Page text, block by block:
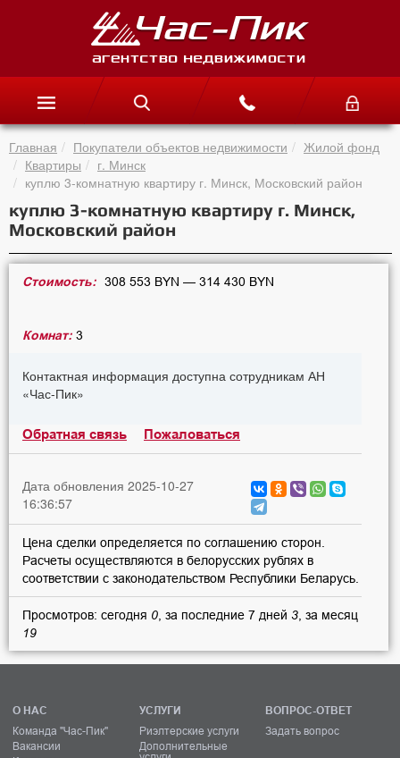
Главная Покупатели объектов недвижимости
Жилой фонд
Квартиры
г. Минск
куплю 3-комнатную квартиру г. Минск, Московский район
куплю 3-комнатную квартиру г. Минск,
Московский район
Стоимость: 308 553 BYN — 314 430 BYN
Комнат: 3
Контактная информация доступна сотрудникам АН
«Час-Пик»
Обратная связь Пожаловаться
Дата обновления 2025-10-27
16:36:57
Цена сделки определяется по соглашению сторон.
Расчеты осуществляются в белорусских рублях в
соответствии с законодательством Республики Беларусь.
Просмотров: сегодня 0 , за последние 7 дней 3 , за месяц
19
О НАС
Команда "Час-Пик"
Вакансии
УСЛУГИ
Риэлтерские услуги
Дополнительные
ВОПРОС-ОТВЕТ
Задать вопрос